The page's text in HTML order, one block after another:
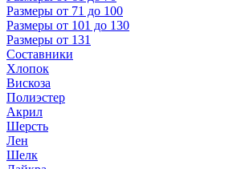
Размеры от 71 до 100
Размеры от 101 до 130
Размеры от 131
Составники
Хлопок
Вискоза
Полиэстер
Акрил
Шерсть
Лен
Шелк